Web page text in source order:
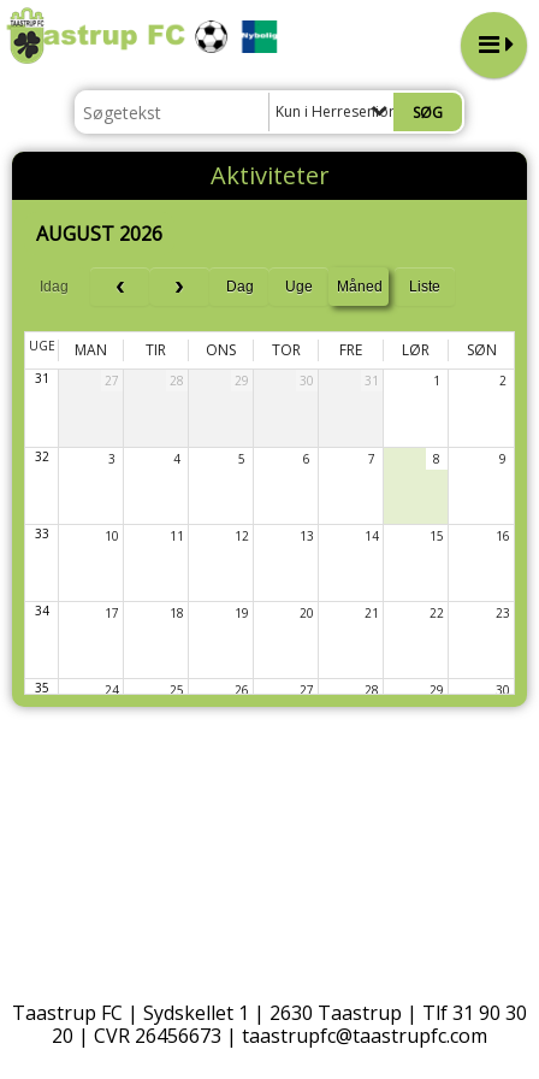
Kun i Herresenior bredde hold
Aktiviteter
AUGUST 2026
Idag Dag Uge Måned Liste
UGE MAN TIR ONS TOR FRE LØR SØN
31 27 28 29 30 31 1 2
32 3 4 5 6 7 8 9
33 10 11 12 13 14 15 16
34 17 18 19 20 21 22 23
35 24 25 26 27 28 29 30
Taastrup FC | Sydskellet 1 | 2630 Taastrup | Tlf 31 90 30
20 | CVR 26456673 | taastrupfc@taastrupfc.com